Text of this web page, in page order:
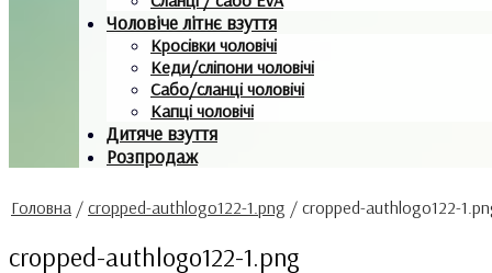
Чоловіче літнє взуття
Кросівки чоловічі
Кеди/сліпони чоловічі
Сабо/сланці чоловічі
Капці чоловічі
Дитяче взуття
Розпродаж
Головна / cropped-authlogo122-1.png / cropped-authlogo122-
cropped-authlogo122-1.png